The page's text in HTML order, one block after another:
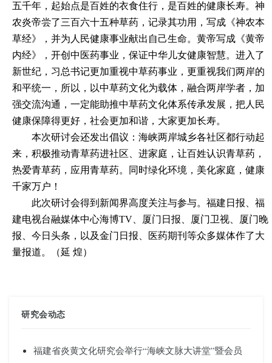
五千年，起始点是百姓的衣食住行，是百姓的健康长寿。神
农炎帝尝了三百六十五种草药，记录其功用，写成《神农本
草经》，并为人民健康事业献出自己生命。黄帝写成《黄帝
内经》，开创中医药事业，保证中华儿女健康智慧。进入了
新世纪，习总书记更加重视中草药事业，更重视我们两岸的
和平统一，所以，以中草药文化为载体，融合两岸学者，加
强交流沟通，一定能助推中草药文化体系传承发展，把人民
健康保障得更好，社会更加和谐，大家更加长寿。
本次研讨会还发出倡议：海峡两岸城乡各社区都行动起
来，积极推动青草药进社区、进家庭，让百姓认识青草药 ，
热爱青草药 ， 应用青草药。同时绿化环境 ， 美化家庭 ， 健康
千家万户！
此次研讨会得到新闻界高度关注与参与。福建日报、福
建电视台融媒体中心海博TV、厦门日报、厦门卫视、厦门晚
报、今日头条，以及金门日 报、
医药期刊等众多媒体作了大
量报道。（延 煌）
研究会动态
福建省炎黄文化研究会举行“海峡文脉大讲堂”暨会员